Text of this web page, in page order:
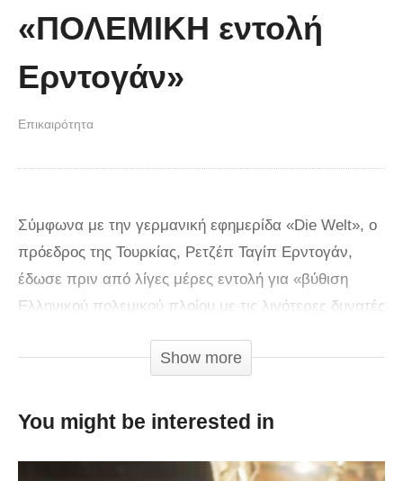
νοηματική με ένα μικρό κορίτσι
«ΠΟΛΕΜΙΚΗ εντολή
Ερντογάν»
Επικαιρότητα
Σύμφωνα με την γερμανική εφημερίδα «Die Welt», ο
πρόεδρος της Τουρκίας, Ρετζέπ Ταγίπ Ερντογάν,
έδωσε πριν από λίγες μέρες εντολή για «βύθιση
Ελληνικού πολεμικού πλοίου με τις λιγότερες δυνατές
μαχητικού».
Σύμφωνα πάντα με την εφημερίδα οι Στρατηγοί του
Σουλτάνου το αρνήθηκαν
Show more
You might be interested in